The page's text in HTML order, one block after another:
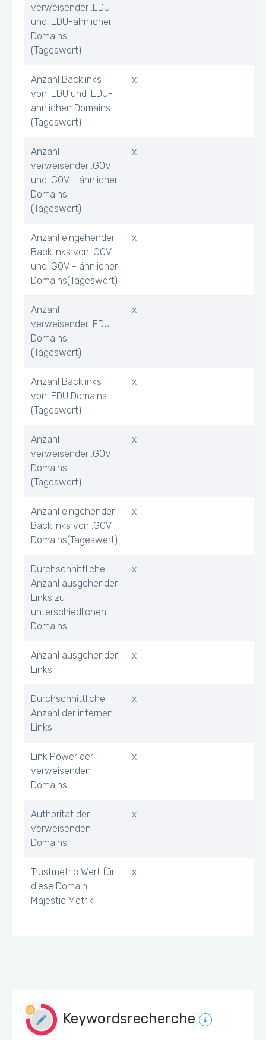
verweisender .EDU
und .EDU-ähnlicher
Domains
(Tageswert)
Anzahl Backlinks
von .EDU und .EDU-
ähnlichen Domains
(Tageswert)
x
Anzahl
verweisender .GOV
und .GOV - ähnlicher
Domains
(Tageswert)
x
Anzahl eingehender
Backlinks von .GOV
und .GOV - ähnlicher
Domains(Tageswert)
x
Anzahl
verweisender .EDU
Domains
(Tageswert)
x
Anzahl Backlinks
von .EDU Domains
(Tageswert)
x
Anzahl
verweisender .GOV
Domains
(Tageswert)
x
Anzahl eingehender
Backlinks von .GOV
Domains(Tageswert)
x
Durchschnittliche
Anzahl ausgehender
Links zu
unterschiedlichen
Domains
x
Anzahl ausgehender
Links
x
Durchschnittliche
Anzahl der internen
Links
x
Link Power der
verweisenden
Domains
x
Authorität der
verweisenden
Domains
x
Trustmetric Wert für
diese Domain -
Majestic Metrik
x
Keywordsrecherche